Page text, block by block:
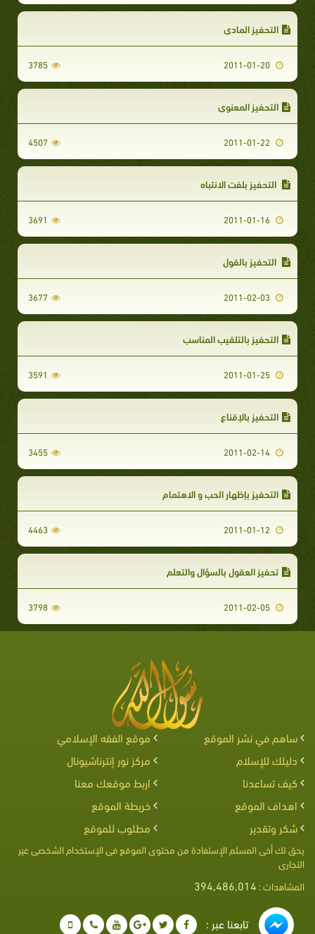
التحفيز المادي
3785
التحفيز المعنوي
4507
التحفيز بلفت الانتباه
3691
التحفيز بالقول
3677
التحفيز بالتلقيب المناسب
3591
التحفيز بالإقناع
3455
التحفيز بإظهار الحب و الاهتمام
4463
تحفيز العقول بالسؤال والتعلم
3798
ساهم في نشر الموقع
موقع الفقه الإسلامي
دليلك للإسلام
مركز نور إنترناشيونال
كيف تساعدنا
اربط موقعك معنا
اهداف الموقع
خريطة الموقع
شكر وتقدير
مطلوب للموقع
يحق لك أخى المسلم الإستفادة من محتوى الموقع فى الإستخدام الشخصى غير
التجارى
المشاهدات : 394,486,014
تابعنا عبر :